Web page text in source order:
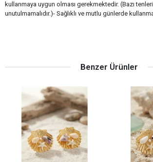
kullanmaya uygun olması gerekmektedir. (Bazı
unutulmamalıdır.)- Sağlıklı ve mutlu günlerde
Benzer Ürünler